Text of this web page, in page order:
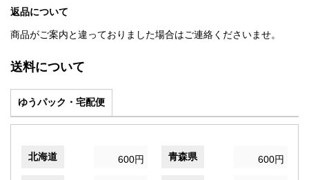
返品について
商品がご案内と違っておりました場合はご連絡くださいませ。
送料について
ゆうパック・宅配便
北海道 600円 青森県 600円